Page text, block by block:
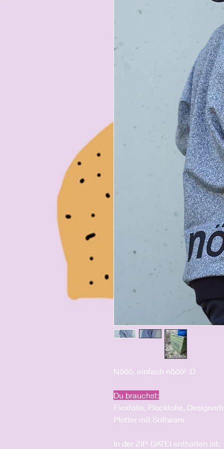
Nööö, einfach nööö! :D
Du brauchst:
Flexfolie, Flockfolie,
Plotter mit Software
In der ZIP-DATEI enthalten ist: